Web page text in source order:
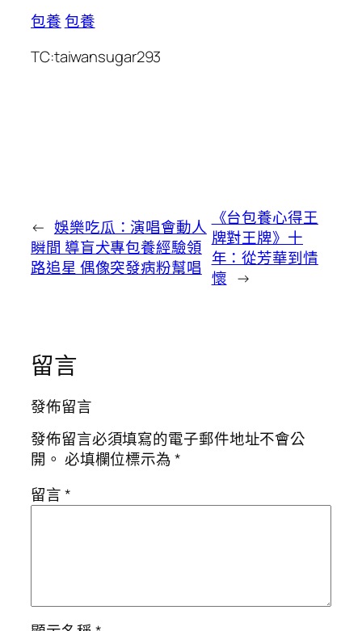
包養包養
TC:taiwansugar293
← 娛樂吃瓜：演唱會動人
瞬間 導盲犬專包養經驗領
路追星 偶像突發病粉幫唱
《台包養心得王
牌對王牌》十
年：從芳華到情
懷 →
留言
發佈留言
發佈留言必須填寫的電子郵件地址不會公
開。 必填欄位標示為*
留言*